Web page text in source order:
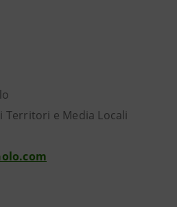
Territori e Media Locali